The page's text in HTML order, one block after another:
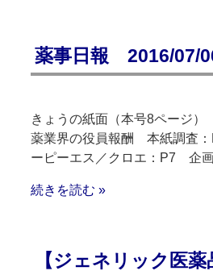
薬事日報 2016/07/
きょうの紙面（本号8ページ）
薬業界の役員報酬 本紙調査
ーピーエス／クロエ：P7 企
続きを読む »
【ジェネリック医